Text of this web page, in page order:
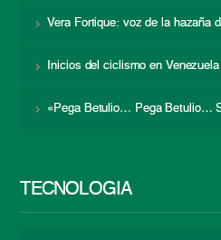
Vera Fortique: voz de la hazaña
Inicios del ciclismo en Venezuela
«Pega Betulio… Pega Betulio…
TECNOLOGÍA